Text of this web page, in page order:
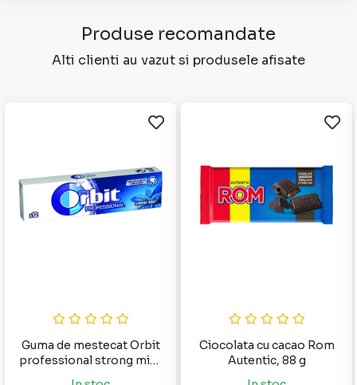
Produse recomandate
Alti clienti au vazut si produsele afisate
Guma de mestecat Orbit
professional strong mint
Ciocolata cu cacao Rom
Autentic, 88 g